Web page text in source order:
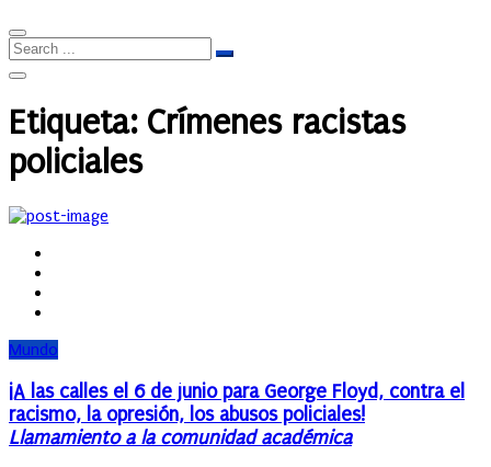
Etiqueta: Crímenes racistas
policiales
Mundo
¡A las calles el 6 de junio para George Floyd, contra el
racismo, la opresión, los abusos policiales!
Llamamiento a la comunidad académica